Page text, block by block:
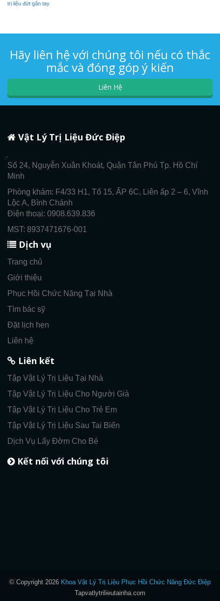
trị liệu đứt gân tay
Hãy liên hệ với chúng tôi nếu có thắc
mắc và đóng góp ý kiến
Liên Hệ
Vật Lý Trị Liệu Đức Điệp
Số 24, Nguyễn Xuân Khoát, Quận Tân Phú Tp. Hồ Chí
Minh
Phòng khám: F4/33 H1, Tổ 15, ẤP 6C, Liên ấp 2 – 6, Vĩnh
Lộc A, Bình Chánh
Điện thoại: 0908.639.836
MST: 8937471676-001
Dịch vụ
Trang chủ
Giới thiệu
Phục Hồi Chức Năng Tại Nhà
Tìm bác sỹ
Đặt lịch hẹn
Liên hệ
Liên kết
Tập Vật Lý Trị Liệu Tại Nhà
Tập Vật Lý Trị Liệu Cho Người Già
Tập Vật Lý Trị Liệu Cho Trẻ Em
Tập Vật Lý Trị Liệu Sau Tai Biến
Dịch Vụ Lấy Đờm Cho Bé
Kết nối với chúng tôi
© Copyright 2026 Khoa Vật Lý Trị Liệu Phục Hồi Chức Năng Đức Điệp
Tapvatlytrilieutainha.com